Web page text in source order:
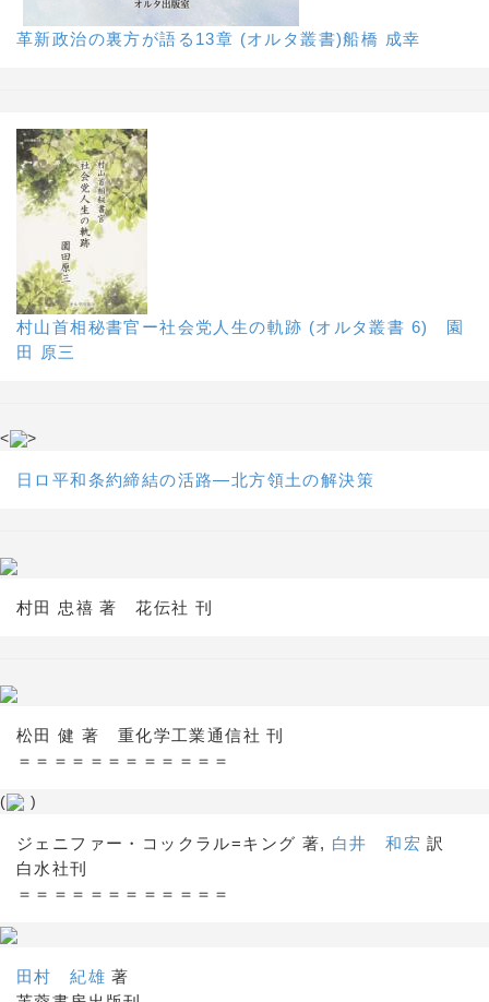
革新政治の裏方が語る13章 (オルタ叢書)船橋 成幸
村山首相秘書官ー社会党人生の軌跡 (オルタ叢書 6) 園
田 原三
< >
日ロ平和条約締結の活路―北方領土の解決策
村田 忠禧 著 花伝社 刊
松田 健 著 重化学工業通信社 刊
＝＝＝＝＝＝＝＝＝＝＝＝
( )
ジェニファー・コックラル=キング 著, 白井 和宏 訳
白水社刊
＝＝＝＝＝＝＝＝＝＝＝＝
田村 紀雄 著